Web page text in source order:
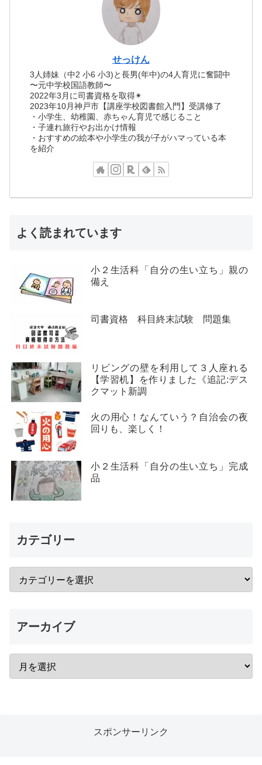
せっけん
3人姉妹（中2 小6 小3)と長男(年中)の4人育児に奮闘中
〜元中学校国語教師〜
2022年3月に司書資格を取得✴︎
2023年10月神戸市【講座学校図書館入門】受講修了
・小学生、幼稚園、赤ちゃん育児で感じること
・子連れ旅行やお出かけ情報
・おすすめの絵本や小学生の我が子がハマっている本
を紹介
よく読まれています
小２生活科「自分の生い立ち」親の
備え
司書資格 科目終末試験 問題集
リビングの壁を利用して３人座れる
【学習机】を作りました《追記:デス
クマット新調
火の用心！なんていう？自治会の夜
回りも、楽しく！
小２生活科「自分の生い立ち」完成
品
カテゴリー
アーカイブ
スポンサーリンク